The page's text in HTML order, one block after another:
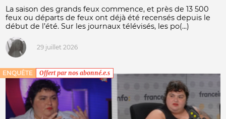
La saison des grands feux commence, et près de 13 500
feux ou départs de feux ont déjà été recensés depuis le
début de l’été. Sur les journaux télévisés, les po(...)
29 juillet 2026
ENQUÊTE Offert par nos abonné.e.s